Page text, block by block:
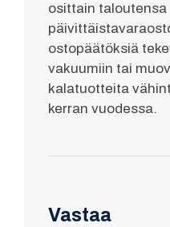
osittain taloutensa
ostopäätöksiä
vakuumiin tai
kalatuotteita
kerran vuodessa.
Vastaa